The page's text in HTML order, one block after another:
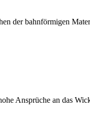
der bahnförmigen
Ansprüche an das